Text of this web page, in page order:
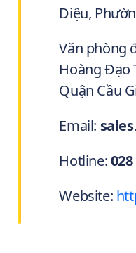
Diệu,
Văn phòng
Hoàng Đạo
Quận Cầu
Email:
Hotline:
Website: